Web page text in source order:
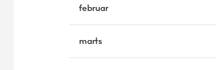
februar
marts